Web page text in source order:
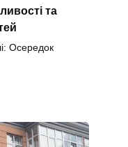
та
Осередок